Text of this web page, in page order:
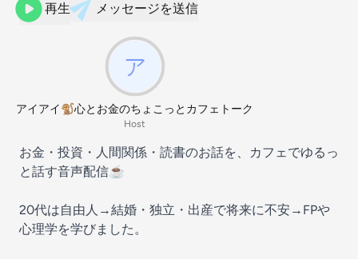
再生 メッセージを送信
アイアイ🐒心とお金のちょこっとカフェトーク
Host
お金・投資・人間関係・読書のお話を、カフェでゆるっ
と話す音声配信☕️
20代は自由人→結婚・独立・出産で将来に不安→FPや
心理学を学びました。